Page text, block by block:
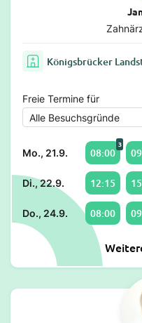
Königsbrücker
Freie Termine für
Mo., 21.9. 08:00
3
Di., 22.9. 12:15
Do., 24.9. 08:00